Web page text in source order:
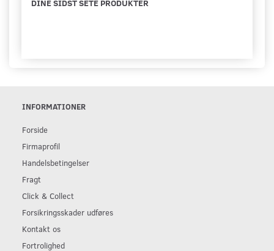
DINE SIDST SETE PRODUKTER
INFORMATIONER
Forside
Firmaprofil
Handelsbetingelser
Fragt
Click & Collect
Forsikringsskader udføres
Kontakt os
Fortrolighed